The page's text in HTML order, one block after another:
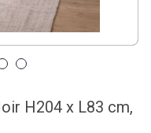
H204 x L83 cm,